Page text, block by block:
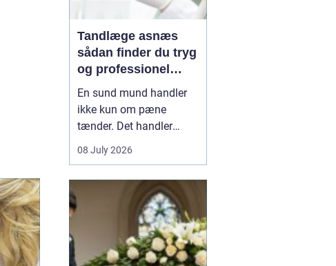
Tandlæge asnæs
sådan finder du tryg
og professionel
tandpleje
En sund mund handler
ikke kun om pæne
tænder. Det handler
også om at kunne spise
uden smerter, tale frit og
bekymret. For mange i
og omkring Asnæs kan
det dog være en
udfordring at finde den
rette tandlæge, især hvis
08 July 2026